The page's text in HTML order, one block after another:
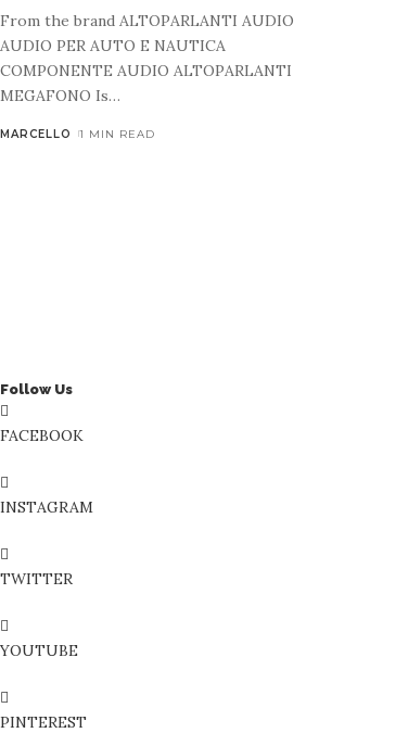
From the brand ALTOPARLANTI AUDIO
AUDIO PER AUTO E NAUTICA
COMPONENTE AUDIO ALTOPARLANTI
MEGAFONO Is…
MARCELLO 1 MIN READ
Follow Us
FACEBOOK
INSTAGRAM
TWITTER
YOUTUBE
PINTEREST